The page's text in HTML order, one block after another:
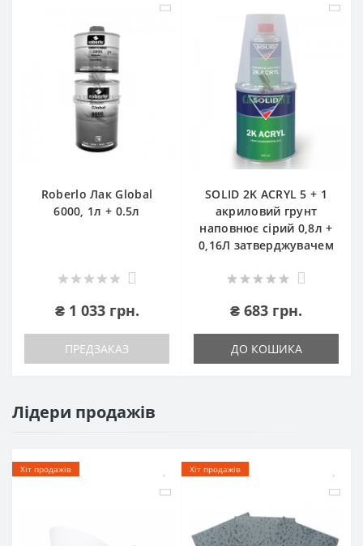
Roberlo Лак Global
6000, 1л + 0.5л
1
₴ 1 033 грн.
ПРЕДЗАКАЗ
SOLID 2K ACRYL 5 + 1
акриловий грунт
наповнює сірий 0,8л +
0,16Л затверджувачем
0
₴ 683 грн.
ДО КОШИКА
Лідери продажів
Хіт продажів Хіт продажів